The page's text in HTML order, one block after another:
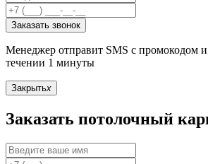
Заказать звонок
Менеджер отправит SMS с промокодом и
течении 1 минуты
Закрытьx
Заказать потолочный